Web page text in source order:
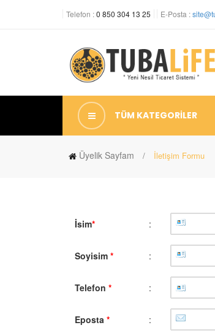
Telefon :0 850 304 13 25 E-Posta :
TÜM KATEGORİLER
Üyelik Sayfam İletişim Formu
İsim* :
Soyisim * :
Telefon * :
Eposta * :